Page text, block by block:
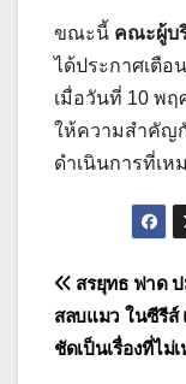
ขณะนี้ คณะผู้บ
ได้ประกาศเตือ
เมื่อวันที่ 10 พฤ
ให้ความสำคัญ
ดำเนินการที่เห
แนะแนว
เรื่อง
สรยุทธ ฟาด
สลบแมว ในซีรีส์
ชัดเป็นเรื่องที่ไม่